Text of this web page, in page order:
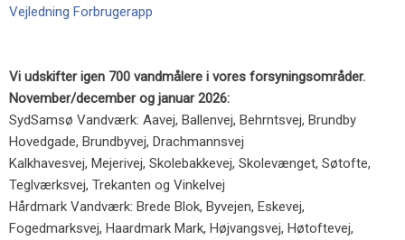
Vejledning Forbrugerapp
Vi udskifter igen 700 vandmålere i vores forsyningsområder.
November/december og januar 2026:
​SydSamsø Vandværk: Aavej, Ballenvej, Behrntsvej, Brundby
Hovedgade, Brundbyvej, Drachmannsvej
Kalkhavesvej, Mejerivej, Skolebakkevej, Skolevænget, Søtofte,
Teglværksvej, Trekanten og Vinkelvej
Hårdmark Vandværk: Brede Blok, Byvejen, Eskevej,
Fogedmarksvej, Haardmark Mark, Højvangsvej, Høtoftevej,